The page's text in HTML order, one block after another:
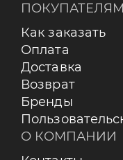
ПОКУПАТЕЛЯМ
Как заказать
Оплата
Доставка
Возврат
Бренды
О КОМПАНИИ